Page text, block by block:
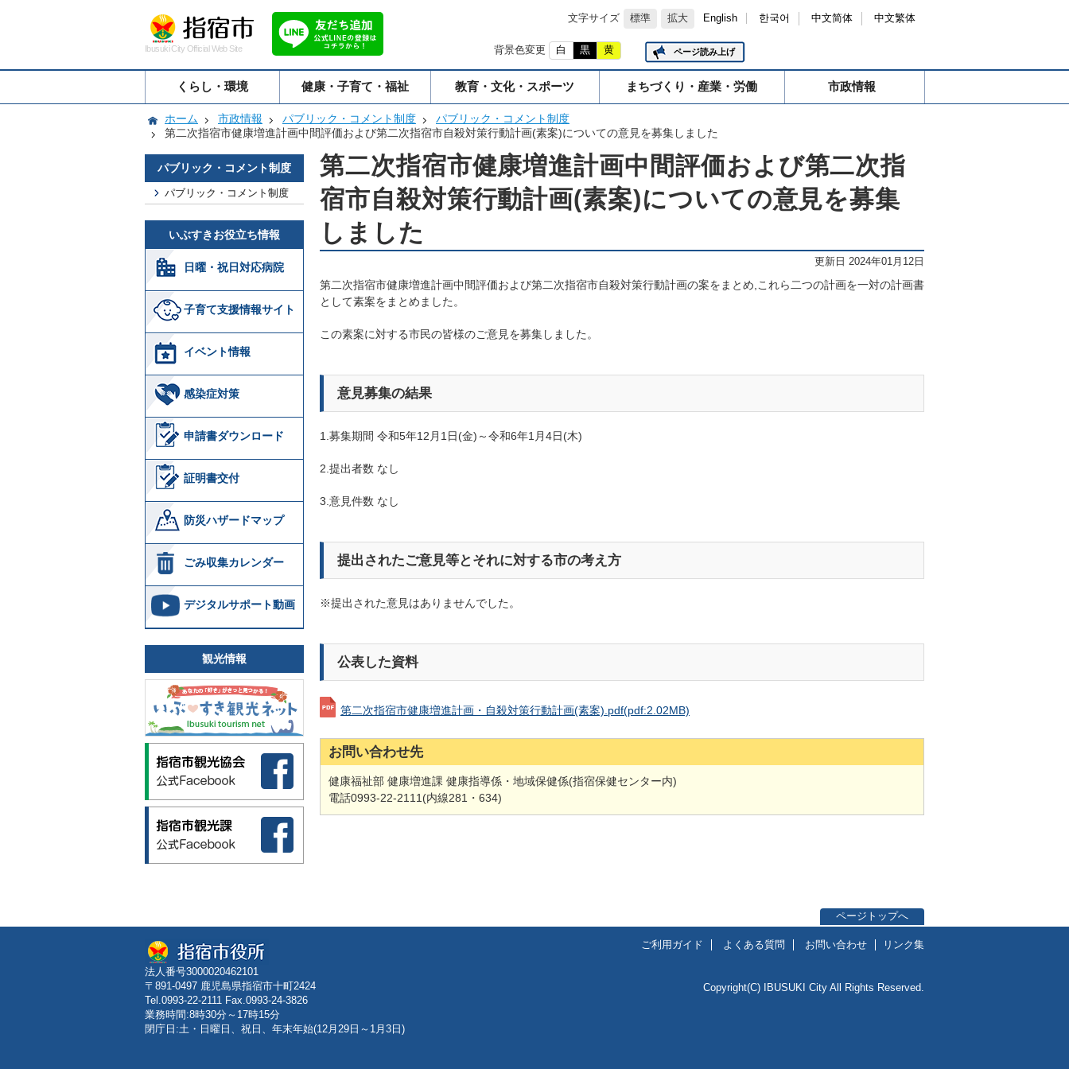
文字サイズ 標準 拡大 English 한국어 中文简体 中文繁体
Ibusuki City Official Web Site 背景色変更 白 黒 黄 ページ読み上げ
くらし・環境 健康・子育て・福祉 教育・文化・スポーツ まちづくり・産業・労働 市政情報
ホーム 市政情報 パブリック・コメント制度
パブリック・コメント制度
第二次指宿市健康増進計画中間評価および第二次指宿市自殺対策行動計画(素案)についての意見を募集しました
パブリック・コメント制度
パブリック・コメント制度
いぶすきお役立ち情報
日曜・祝日対応病院
子育て支援情報サイト
イベント情報
感染症対策
申請書ダウンロード
証明書交付
防災ハザードマップ
ごみ収集カレンダー
デジタルサポート動画
観光情報
第二次指宿市健康増進計画中間評価および第二次指
宿市自殺対策行動計画(素案)についての意見を募集
しました
更新日 2024年01月12日
第二次指宿市健康増進計画中間評価および第二次指宿市自殺対策行動計画の案をまとめ,これら二つの計画を一対の計画書
として素案をまとめました。
この素案に対する市民の皆様のご意見を募集しました。
意見募集の結果
1.募集期間 令和5年12月1日(金)～令和6年1月4日(木)
2.提出者数 なし
3.意見件数 なし
提出されたご意見等とそれに対する市の考え方
※提出された意見はありませんでした。
公表した資料
第二次指宿市健康増進計画・自殺対策行動計画(素案).pdf(pdf:2.02MB)
お問い合わせ先
健康福祉部 健康増進課 健康指導係・地域保健係(指宿保健センター内)
電話0993-22-2111(内線281・634)
ページトップへ
法人番号3000020462101
〒891-0497 鹿児島県指宿市十町2424
Tel.0993-22-2111 Fax.0993-24-3826
業務時間:8時30分～17時15分
閉庁日:土・日曜日、祝日、年末年始(12月29日～1月3日)
ご利用ガイド よくある質問 お問い合わせ リンク集
Copyright(C) IBUSUKI City All Rights Reserved.